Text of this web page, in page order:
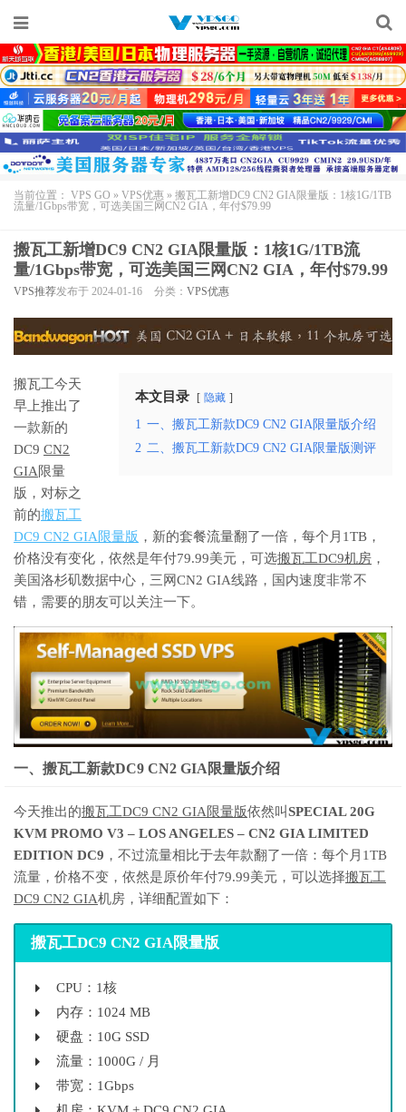
当前位置： VPS GO » VPS优惠 » 搬瓦工新增DC9 CN2 GIA限量版：1核1G/1TB
流量/1Gbps带宽，可选美国三网CN2 GIA，年付$79.99
搬瓦工新增DC9 CN2 GIA限量版：1核1G/1TB流
量/1Gbps带宽，可选美国三网CN2 GIA，年付$79.99
VPS推荐发布于 2024-01-16 分类： VPS优惠
本文目录 隐藏
1 一、搬瓦工新款DC9 CN2 GIA限量版介绍
2 二、搬瓦工新款DC9 CN2 GIA限量版测评
搬瓦工今天
早上推出了
一款新的
DC9 CN2
GIA限量
版，对标之
前的搬瓦工
DC9 CN2 GIA限量版 ，新的套餐流量翻了一倍，每个月1TB，
价格没有变化，依然是年付79.99美元，可选搬瓦工DC9机房 ，
美国洛杉矶数据中心，三网CN2 GIA线路，国内速度非常不
错，需要的朋友可以关注一下。
一、搬瓦工新款DC9 CN2 GIA限量版介绍
今天推出的搬瓦工DC9 CN2 GIA限量版依然叫SPECIAL 20G
KVM PROMO V3 – LOS ANGELES – CN2 GIA LIMITED
EDITION DC9 ，不过流量相比于去年款翻了一倍：每个月1TB
流量，价格不变，依然是原价年付79.99美元，可以选择搬瓦工
DC9 CN2 GIA机房，详细配置如下：
搬瓦工DC9 CN2 GIA限量版
CPU：1核
内存：1024 MB
硬盘：10G SSD
流量：1000G / 月
带宽：1Gbps